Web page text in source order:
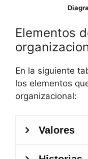
Elementos
En la siguiente
los elementos
organizacional: